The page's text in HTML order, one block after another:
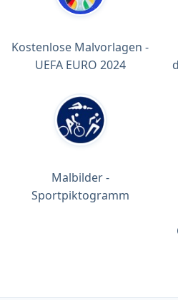
Kostenlose Malvorlagen -
UEFA EURO 2024
Malbilder -
Sportpiktogramm